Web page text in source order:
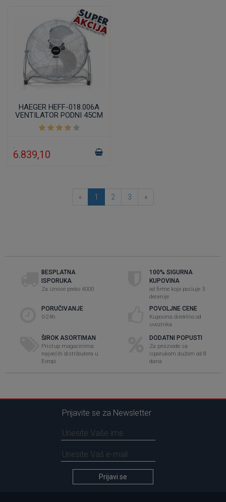
HAEGER HEFF-018.006A
VENTILATOR PODNI 45CM
90W
6.839,10
« 1 2 3 »
BESPLATNA
ISPORUKA
Za iznose preko 4000
100% SIGURNA
KUPOVINA
od firme koja posluje 3
decenije
PORUČIVANJE
0-24h
POVOLJNE CENE
Kupovina direktno od
uvoznika
ŠIROK ASORTIMAN
Pristup magacinima
najvećih distributera u
Evropi
DODATNI POPUSTI
Za proizvode sa
isporukom dužom od 8
dana
Prijavite se za Newsletter
Prijavi se